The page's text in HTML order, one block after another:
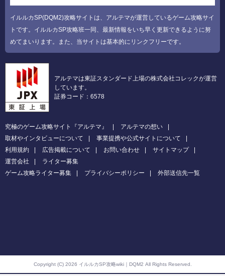
イルルカSP(DQM2)攻略サイトは、アルテマが運営しているゲーム攻略サイ
トです。イルルカSP攻略班一同、最新情報をいち早く更新できるように努
めてまいります。また、当サイトは基本的にリンクフリーです。
アルテマは東証スタンダード上場の株式会社コレックが運営
しています。
証券コード：6578
究極のゲーム攻略サイト『アルテマ』
アルテマの想い
取材やインタビューについて
事業提携や公式サイトについて
利用規約
広告掲載について お問い合わせ
サイトマップ
運営会社
ライター募集
ゲーム攻略ライター募集
プライバシーポリシー 外部送信先一覧
Copyright (C) 2026 イルルカSP攻略wiki｜DQM2 All Rights Reserved.